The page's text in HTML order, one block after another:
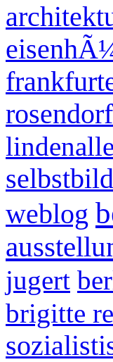
selbstbild
weblog
jugert
brigitte